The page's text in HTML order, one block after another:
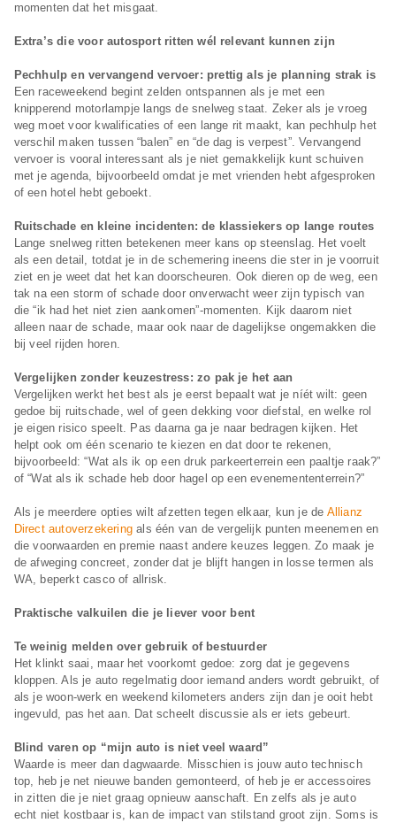
momenten dat het misgaat.
Extra’s die voor autosport ritten wél relevant kunnen zijn
Pechhulp en vervangend vervoer: prettig als je planning strak is
Een raceweekend begint zelden ontspannen als je met een
knipperend motorlampje langs de snelweg staat. Zeker als je vroeg
weg moet voor kwalificaties of een lange rit maakt, kan pechhulp het
verschil maken tussen “balen” en “de dag is verpest”. Vervangend
vervoer is vooral interessant als je niet gemakkelijk kunt schuiven
met je agenda, bijvoorbeeld omdat je met vrienden hebt afgesproken
of een hotel hebt geboekt.
Ruitschade en kleine incidenten: de klassiekers op lange routes
Lange snelweg ritten betekenen meer kans op steenslag. Het voelt
als een detail, totdat je in de schemering ineens die ster in je voorruit
ziet en je weet dat het kan doorscheuren. Ook dieren op de weg, een
tak na een storm of schade door onverwacht weer zijn typisch van
die “ik had het niet zien aankomen”-momenten. Kijk daarom niet
alleen naar de schade, maar ook naar de dagelijkse ongemakken die
bij veel rijden horen.
Vergelijken zonder keuzestress: zo pak je het aan
Vergelijken werkt het best als je eerst bepaalt wat je níét wilt: geen
gedoe bij ruitschade, wel of geen dekking voor diefstal, en welke rol
je eigen risico speelt. Pas daarna ga je naar bedragen kijken. Het
helpt ook om één scenario te kiezen en dat door te rekenen,
bijvoorbeeld: “Wat als ik op een druk parkeerterrein een paaltje raak?”
of “Wat als ik schade heb door hagel op een evenemententerrein?”
Als je meerdere opties wilt afzetten tegen elkaar, kun je de Allianz
Direct autoverzekeringals één van de vergelijk punten meenemen en
die voorwaarden en premie naast andere keuzes leggen. Zo maak je
de afweging concreet, zonder dat je blijft hangen in losse termen als
WA, beperkt casco of allrisk.
Praktische valkuilen die je liever voor bent
Te weinig melden over gebruik of bestuurder
Het klinkt saai, maar het voorkomt gedoe: zorg dat je gegevens
kloppen. Als je auto regelmatig door iemand anders wordt gebruikt, of
als je woon-werk en weekend kilometers anders zijn dan je ooit hebt
ingevuld, pas het aan. Dat scheelt discussie als er iets gebeurt.
Blind varen op “mijn auto is niet veel waard”
Waarde is meer dan dagwaarde. Misschien is jouw auto technisch
top, heb je net nieuwe banden gemonteerd, of heb je er accessoires
in zitten die je niet graag opnieuw aanschaft. En zelfs als je auto
echt niet kostbaar is, kan de impact van stilstand groot zijn. Soms is